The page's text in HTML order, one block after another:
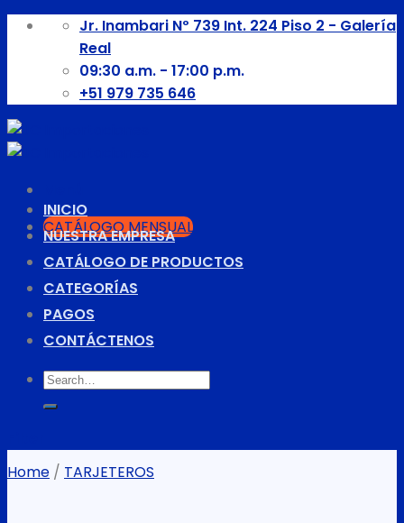
Skip
content
Jr. Inambari Nº 739 Int. 224 Piso 2 - Galería
Real
09:30 a.m. - 17:00 p.m.
+51 979 735 646
CATÁLOGO MENSUAL
INICIO
NUESTRA EMPRESA
CATÁLOGO DE PRODUCTOS
CATEGORÍAS
PAGOS
CONTÁCTENOS
Search
for:
Home / TARJETEROS